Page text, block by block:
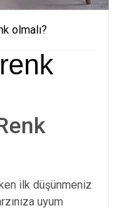
olmalı?
ilk düşünmeniz
uyum